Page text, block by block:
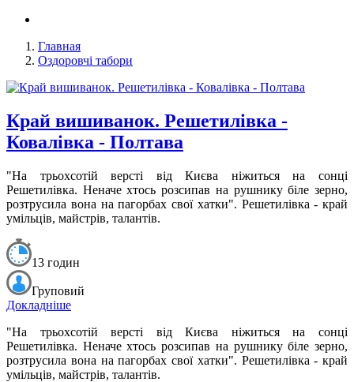
Главная
Оздоровчі табори
Край вишиванок. Решетилівка -
Ковалівка - Полтава
"На трьохсотій версті від Києва ніжиться на сонці
Решетилівка. Неначе хтось розсипав на рушнику біле зерно,
розтрусила вона на пагорбах свої хатки". Решетилівка - край
умільців, майстрів, талантів.
13 годин
Груповий
Докладніше
"На трьохсотій версті від Києва ніжиться на сонці
Решетилівка. Неначе хтось розсипав на рушнику біле зерно,
розтрусила вона на пагорбах свої хатки". Решетилівка - край
умільців, майстрів, талантів.